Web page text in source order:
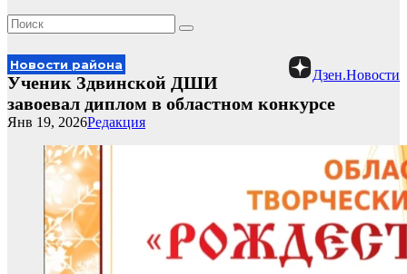
Дзен.Новости
Новости района
Ученик Здвинской ДШИ
завоевал диплом в областном конкурсе
Редакция
Янв 19, 2026